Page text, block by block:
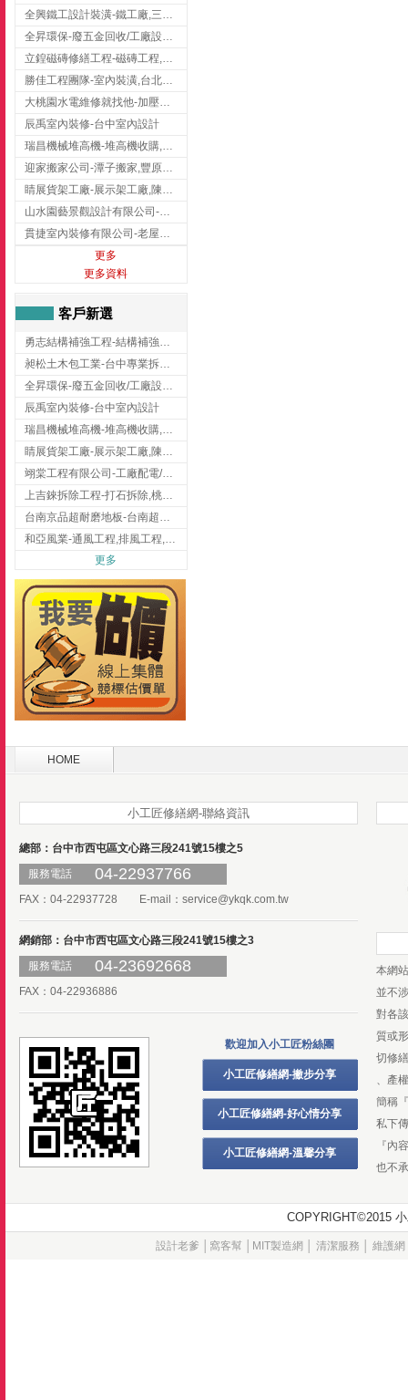
全興鐵工設計裝潢-鐵工廠,三峽鐵工廠,台北鐵工廠
全昇環保-廢五金回收/工廠設備收購/機械設備回收/高價收購廠房設備
立鍠磁磚修繕工程-磁磚工程,磁磚修補,新竹磁磚工程
勝佳工程團隊-室內裝潢,台北房屋裝修,三重室內裝修
大桃園水電維修就找他-加壓馬達,抽水馬達,桃園水電行,中壢水電
辰禹室內裝修-台中室內設計
瑞昌機械堆高機-堆高機收購,新北市堆高機,桃園堆高機
迎家搬家公司-潭子搬家,豐原搬家,大雅搬家,大甲搬家,台中推薦搬家,台中搬家
睛展貨架工廠-展示架工廠,陳列架,台中展示架工廠
山水園藝景觀設計有限公司-景觀工程,景觀設計,新竹園藝工程,新竹景觀設計
貫捷室內裝修有限公司-老屋翻新工程,台中老屋翻新工程,台中舊屋翻新
更多
更多資料
客戶新選
勇志結構補強工程-結構補強工程 ,桃園結構補強工程,龍潭結構補強工程
昶松土木包工業-台中專業拆除工程/挖土機出租
全昇環保-廢五金回收/工廠設備收購/機械設備回收/高價收購廠房設備
辰禹室內裝修-台中室內設計
瑞昌機械堆高機-堆高機收購,新北市堆高機,桃園堆高機
睛展貨架工廠-展示架工廠,陳列架,台中展示架工廠
翊棠工程有限公司-工廠配電/高雄消防機電公司
上吉錸拆除工程-打石拆除,桃園打石拆除,桃園拆除工程
台南京品超耐磨地板-台南超耐磨地板
和亞風業-通風工程,排風工程,彰化通風工程,彰化排風工程
更多
HOME
小工匠修繕網-聯絡資訊
總部：台中市西屯區文心路三段241號15樓之5
服務電話
04-22937766
FAX：04-22937728 E-mail： service@ykqk.com.tw
網銷部：台中市西屯區文心路三段241號15樓之3
服務電話
04-23692668
FAX：04-22936886
歡迎加入小工匠粉絲團
小工匠修繕網-撇步分享
小工匠修繕網-好心情分享
小工匠修繕網-溫馨分享
本網
並不
對各
質或
切修
、產
簡稱
私下
『內
也不
設計老爹 窩客幫│ MIT製造網 清潔服務 維護網